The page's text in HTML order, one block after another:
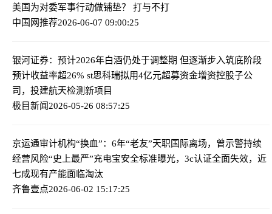
美国为对委军事行动做铺垫？ 打与不打
中国网推荐2026-06-07 09:00:25
银河证券：预计2026年白酒仍处于调整期 但逐渐步入筑底阶段
预计收益率超26% st思科瑞拟用4亿元超募资金增资控股子公
司，投建航天检测新项目
极目新闻2026-05-26 08:57:25
京运通审计机构“换血”：6年“老友”天职国际离场，曾示警持续
经营风险“史上最严”充电宝安全标准曝光，3c认证全面失效，近
七成现有产能面临淘汰
齐鲁壹点2026-06-02 15:17:25